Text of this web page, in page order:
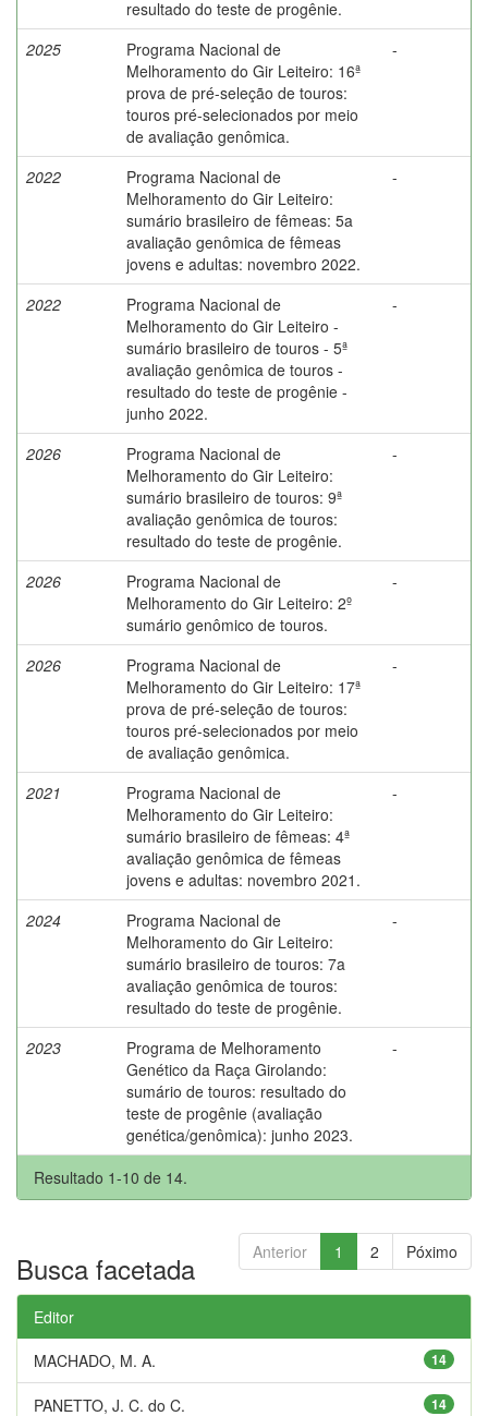
resultado do teste de progênie.
2025
Programa Nacional de
Melhoramento do Gir Leiteiro: 16ª
prova de pré-seleção de touros:
touros pré-selecionados por meio
de avaliação genômica.
-
2022
Programa Nacional de
Melhoramento do Gir Leiteiro:
sumário brasileiro de fêmeas: 5a
avaliação genômica de fêmeas
jovens e adultas: novembro 2022.
-
2022
Programa Nacional de
Melhoramento do Gir Leiteiro -
sumário brasileiro de touros - 5ª
avaliação genômica de touros -
resultado do teste de progênie -
junho 2022.
-
2026
Programa Nacional de
Melhoramento do Gir Leiteiro:
sumário brasileiro de touros: 9ª
avaliação genômica de touros:
resultado do teste de progênie.
-
2026
Programa Nacional de
Melhoramento do Gir Leiteiro: 2º
sumário genômico de touros.
-
2026
Programa Nacional de
Melhoramento do Gir Leiteiro: 17ª
prova de pré-seleção de touros:
touros pré-selecionados por meio
de avaliação genômica.
-
2021
Programa Nacional de
Melhoramento do Gir Leiteiro:
sumário brasileiro de fêmeas: 4ª
avaliação genômica de fêmeas
jovens e adultas: novembro 2021.
-
2024
Programa Nacional de
Melhoramento do Gir Leiteiro:
sumário brasileiro de touros: 7a
avaliação genômica de touros:
resultado do teste de progênie.
-
2023
Programa de Melhoramento
Genético da Raça Girolando:
sumário de touros: resultado do
teste de progênie (avaliação
genética/genômica): junho 2023.
-
Resultado 1-10 de 14.
Anterior 1 2 Póximo
Busca facetada
Editor
14
MACHADO, M. A.
14
PANETTO, J. C. do C.